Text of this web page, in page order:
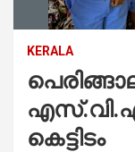
KERALA
കെട്ടിടം